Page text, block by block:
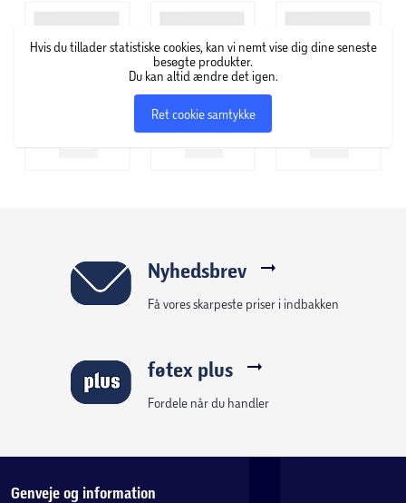
Hvis du tillader statistiske cookies, kan vi nemt vise dig dine seneste
besøgte produkter.
Du kan altid ændre det igen.
Ret cookie samtykke
Nyhedsbrev
Få vores skarpeste priser i indbakken
føtex plus
Fordele når du handler
Genveje og information